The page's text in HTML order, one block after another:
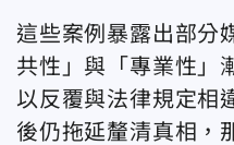
這些案例暴露出部分
共性」與「專業性」
以反覆與法律規定相
後仍拖延釐清真相，